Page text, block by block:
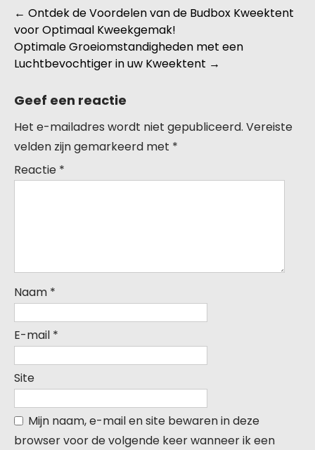
Berichtnavigatie
← Ontdek de Voordelen van de Budbox Kweektent
voor Optimaal Kweekgemak!
Optimale Groeiomstandigheden met een
Luchtbevochtiger in uw Kweektent →
Geef een reactie
Het e-mailadres wordt niet gepubliceerd. Vereiste
velden zijn gemarkeerd met *
Reactie *
Naam *
E-mail *
Site
Mijn naam, e-mail en site bewaren in deze
browser voor de volgende keer wanneer ik een